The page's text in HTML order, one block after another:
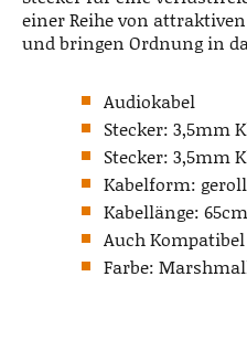
einer Reihe von
und bringen Ordnung in
Audiokabel
Stecker: 3,5mm
Stecker: 3,5mm
Kabelform:
Kabellänge:
Auch
Farbe: